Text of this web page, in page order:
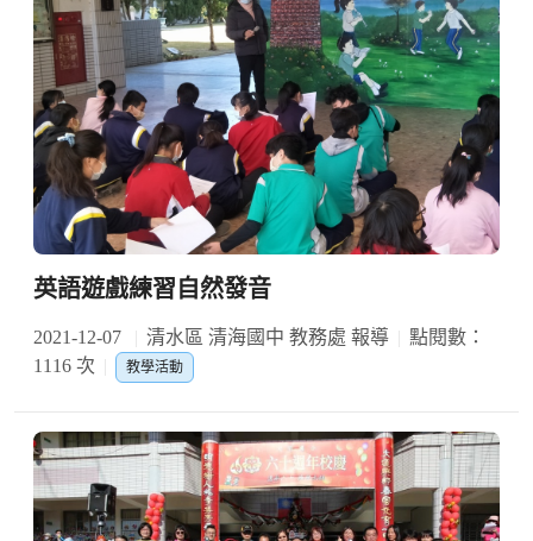
英語遊戲練習自然發音
2021-12-07 清水區 清海國中 教務處 報導
點閱數：
1116 次
教學活動